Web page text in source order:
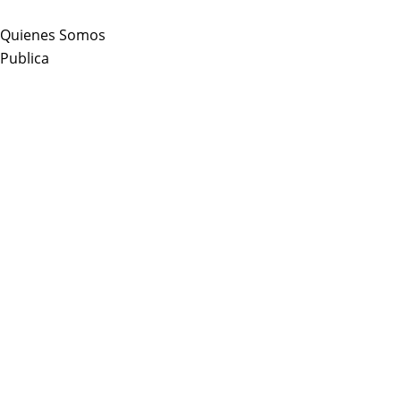
to
content
Quienes Somos
Publica